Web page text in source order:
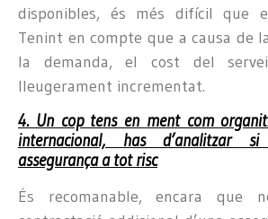
disponibles, és més difícil que
Tenint en compte que a causa de
la demanda, el cost del
lleugerament incrementat.
4. Un cop tens en ment com
internacional, has d’analitzar
assegurança a tot risc
És recomanable, encara que